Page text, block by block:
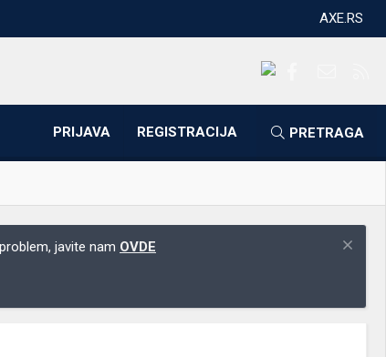
AXE.RS
PRIJAVA REGISTRACIJA PRETRAGA
javite nam OVDE